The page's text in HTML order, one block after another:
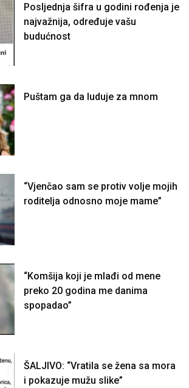
Posljednja šifra u godini rođenja je
najvažnija, određuje vašu
budućnost
Puštam ga da luduje za mnom
“Vjenčao sam se protiv volje mojih
roditelja odnosno moje mame”
“Komšija koji je mlađi od mene
preko 20 godina me danima
spopadao”
ŠALJIVO: “Vratila se žena sa mora
i pokazuje mužu slike”